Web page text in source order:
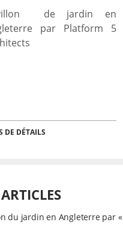
de jardin en
par Platform 5
DE DÉTAILS
du jardin en Angleterre par «